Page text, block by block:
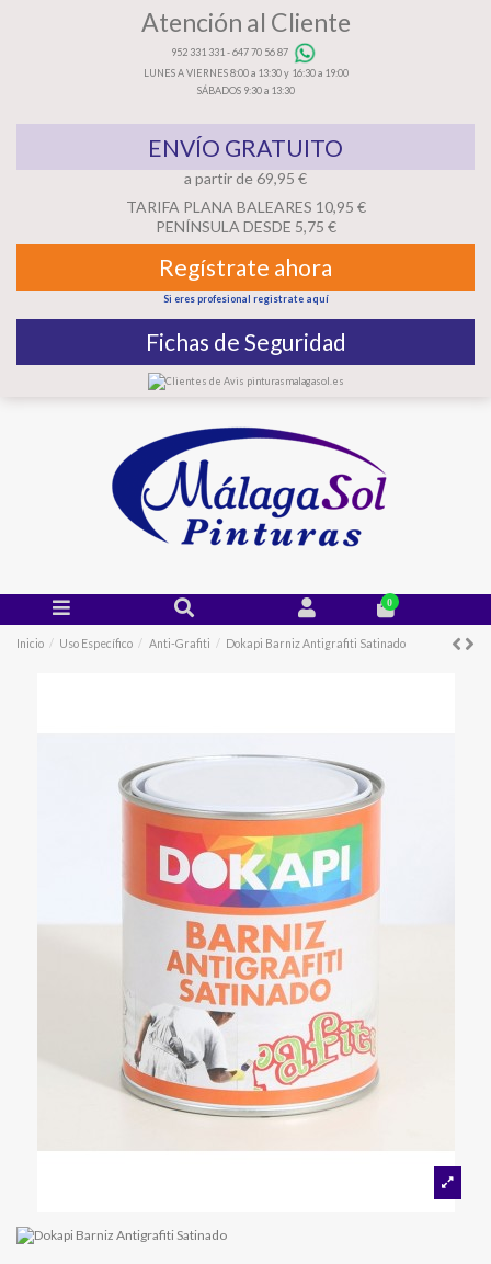
Atención al Cliente
952 331 331 -647 70 56 87
LUNES A VIERNES 8:00 a 13:30 y 16:30 a 19:00
SÁBADOS 9:30 a 13:30
ENVÍO GRATUITO
a partir de 69,95 €
TARIFA PLANA BALEARES 10,95 €
PENÍNSULA DESDE 5,75 €
Regístrate ahora
Si eres profesional registrate aquí
Fichas de Seguridad
0
Inicio Uso Específico Anti-Grafiti Dokapi Barniz Antigrafiti Satinado